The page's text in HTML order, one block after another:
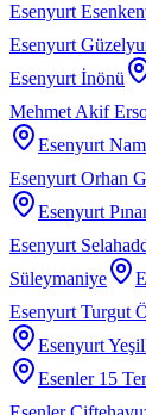
Esenyurt
Esenyurt
Esenyurt İnönü
Mehmet Akif
Esenyurt
Esenyurt Orhan
Esenyurt
Esenyurt
Süleymaniye
Esenyurt Turgut
Esenyurt
Esenler 15